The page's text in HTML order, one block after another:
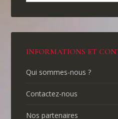
INFORMATIONS ET
Qui sommes-nous ?
Contactez-nous
Nos partenaires